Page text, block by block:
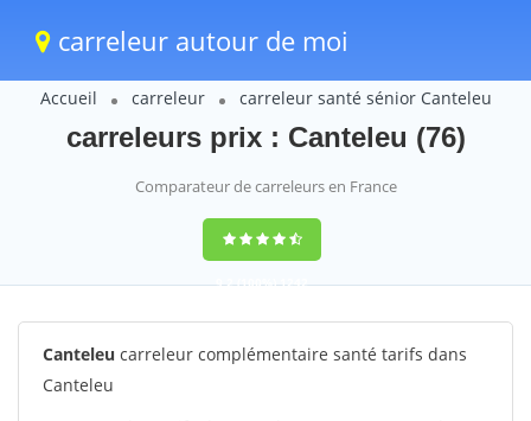
carreleur autour de moi
Accueil carreleur carreleur santé sénior Canteleu
carreleurs prix : Canteleu (76)
Comparateur de carreleurs en France
9,2(100%)1242
votes
Canteleu carreleur complémentaire santé tarifs dans
Canteleu